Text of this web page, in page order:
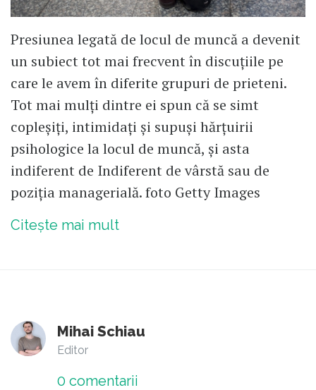
Presiunea legată de locul de muncă a devenit
un subiect tot mai frecvent în discuțiile pe
care le avem în diferite grupuri de prieteni.
Tot mai mulți dintre ei spun că se simt
copleșiți, intimidați și supuși hărțuirii
psihologice la locul de muncă, și asta
indiferent de Indiferent de vârstă sau de
poziția managerială. foto Getty Images
Citește mai mult
Mihai Schiau
Editor
0 comentarii